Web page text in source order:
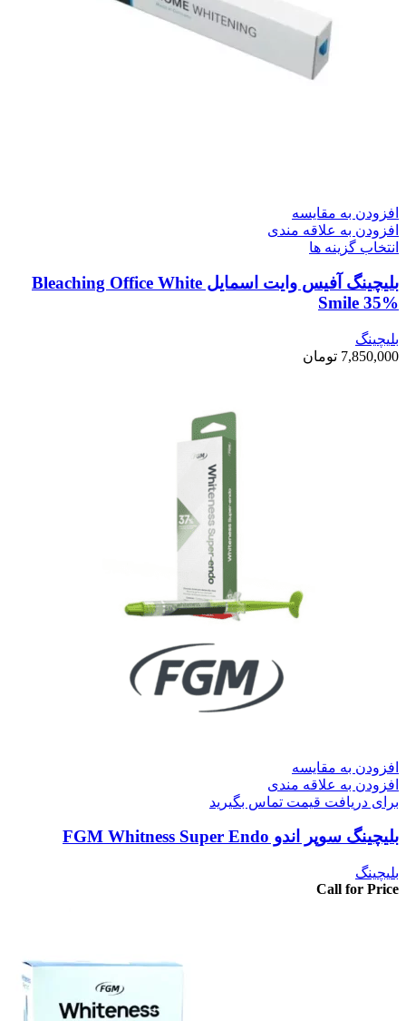
افزودن به مقایسه
افزودن به علاقه مندی
انتخاب گزینه ها
بلیچینگ آفیس وایت اسمایل Bleaching Office White
Smile 35%
بلیچینگ
7,850,000 تومان
افزودن به مقایسه
افزودن به علاقه مندی
برای دریافت قیمت تماس بگیرید
بلیچینگ سوپر اندو FGM Whitness Super Endo
بلیچینگ
Call for Price